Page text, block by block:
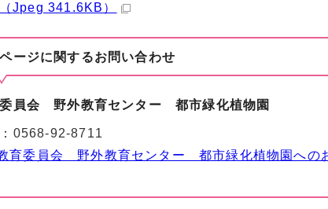
Jpeg 341.6KB）
ージに関するお問い合わせ
員会 野外教育センター 都市緑化植物園
0568-92-8711
育委員会 野外教育センター 都市緑化植物園への